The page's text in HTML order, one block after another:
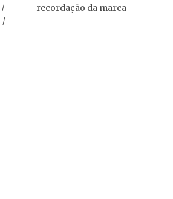
recordação da marca